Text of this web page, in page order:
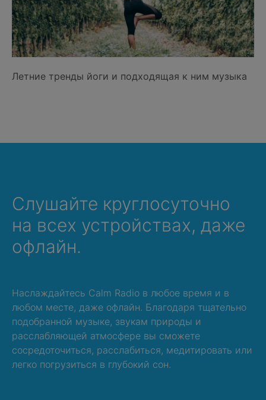
Летние тренды йоги и подходящая к ним музыка
Слушайте круглосуточно
на всех устройствах, даже
офлайн.
Наслаждайтесь Calm Radio в любое время и в
любом месте, даже офлайн. Благодаря тщательно
подобранной музыке, звукам природы и
расслабляющей атмосфере вы сможете
сосредоточиться, расслабиться, медитировать или
легко погрузиться в глубокий сон.